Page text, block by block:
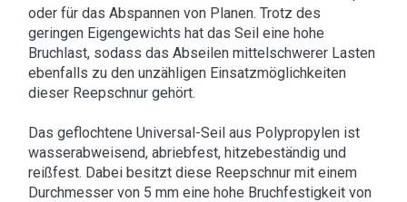
oder für das Abspannen von Planen. Trotz des
geringen Eigengewichts hat das Seil eine hohe
Bruchlast, sodass das Abseilen mittelschwerer Lasten
ebenfalls zu den unzähligen Einsatzmöglichkeiten
dieser Reepschnur gehört.
Das geflochtene Universal-Seil aus Polypropylen ist
wasserabweisend, abriebfest, hitzebeständig und
reißfest. Dabei besitzt diese Reepschnur mit einem
Durchmesser von 5 mm eine hohe Bruchfestigkeit von